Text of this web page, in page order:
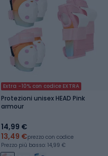
Extra -10% con codice EXTRA
Protezioni unisex HEAD Pink
armour
14,99 €
13,49 €prezzo con codice
Prezzo più basso: 14,99 €